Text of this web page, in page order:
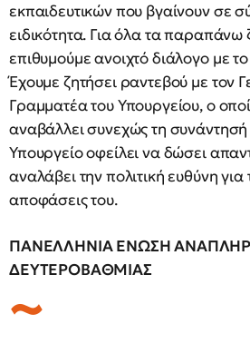
εκπαιδευτικών που βγαίνουν σε
ειδικότητα. Για όλα τα παραπάνω
επιθυμούμε ανοιχτό διάλογο με
Έχουμε ζητήσει ραντεβού με τον
Γραμματέα του Υπουργείου, ο
αναβάλλει συνεχώς τη
Υπουργείο οφείλει να δώσει
αναλάβει την πολιτική ευθύνη για
αποφάσεις του.
ΠΑΝΕΛΛΗΝΙΑ ΕΝΩΣΗ
ΔΕΥΤΕΡΟΒΑΘΜΙΑΣ